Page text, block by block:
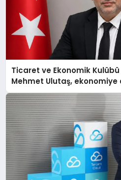
Ticaret ve Ekonomik Kulübü
Mehmet Ulutaş, ekonomiye
açıklamada şunları